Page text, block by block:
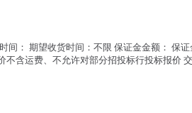
： 期望收货时间：不限 保证金金额： 保
含运费、不允许对部分招投标行投标报价